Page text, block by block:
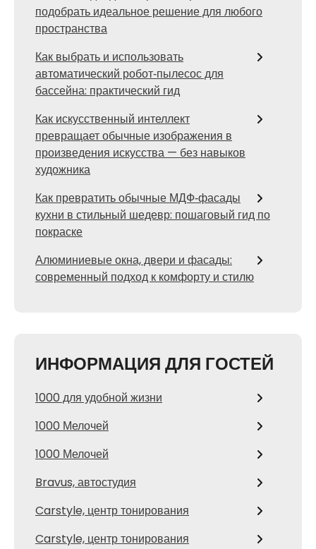
подобрать идеальное решение для любого
пространства
Как выбрать и использовать
автоматический робот‑пылесос для
бассейна: практический гид
Как искусственный интеллект
превращает обычные изображения в
произведения искусства — без навыков
художника
Как превратить обычные МДФ‑фасады
кухни в стильный шедевр: пошаговый гид по
покраске
Алюминиевые окна, двери и фасады:
современный подход к комфорту и стилю
ИНФОРМАЦИЯ ДЛЯ ГОСТЕЙ
1000 для удобной жизни
1000 Мелочей
1000 Мелочей
Bravus, автостудия
Carstyle, центр тонирования
Carstyle, центр тонирования